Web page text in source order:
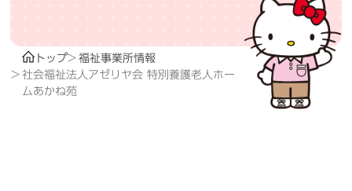
トップ
福祉事業所情報
社会福祉法人アゼリヤ会 特別養護老人ホー
ムあかね苑